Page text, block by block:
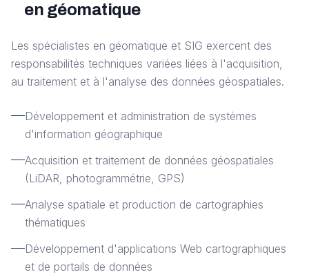
en géomatique
Les spécialistes en géomatique et SIG exercent des
responsabilités techniques variées liées à l'acquisition,
au traitement et à l'analyse des données géospatiales.
Développement et administration de systèmes
d'information géographique
Acquisition et traitement de données géospatiales
(LiDAR, photogrammétrie, GPS)
Analyse spatiale et production de cartographies
thématiques
Développement d'applications Web cartographiques
et de portails de données